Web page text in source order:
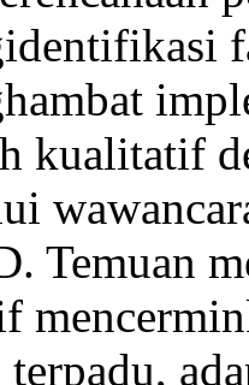
kualitatif
Temuan
terpadu,